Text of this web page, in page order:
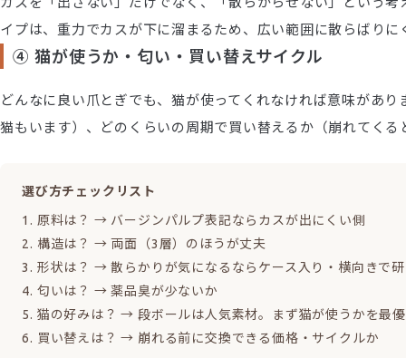
イプは、重力でカスが下に溜まるため、広い範囲に散らばり
④ 猫が使うか・匂い・買い替えサイクル
どんなに良い爪とぎでも、猫が使ってくれなければ意味があ
猫もいます）、どのくらいの周期で買い替えるか（崩れてく
選び方チェックリスト
原料は？ → バージンパルプ表記ならカスが出にくい側
構造は？ → 両面（3層）のほうが丈夫
形状は？ → 散らかりが気になるならケース入り・横向きで
匂いは？ → 薬品臭が少ないか
猫の好みは？ → 段ボールは人気素材。まず猫が使うかを最
買い替えは？ → 崩れる前に交換できる価格・サイクルか